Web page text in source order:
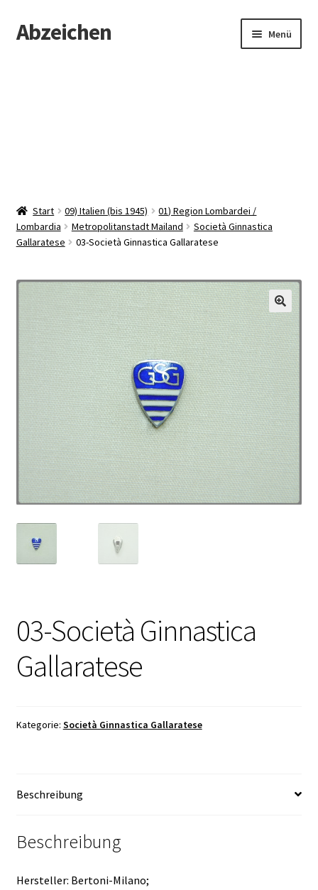
Zur
Navigation
Zum
Inhalt
Abzeichen Menü
Start 09) Italien (bis 1945)
01) Region Lombardei /
Lombardia
Metropolitanstadt Mailand
Società Ginnastica
Gallaratese
03-Società Ginnastica Gallaratese
03-Società Ginnastica
Gallaratese
Kategorie: Società Ginnastica Gallaratese
Beschreibung
Beschreibung
Hersteller: Bertoni-Milano;